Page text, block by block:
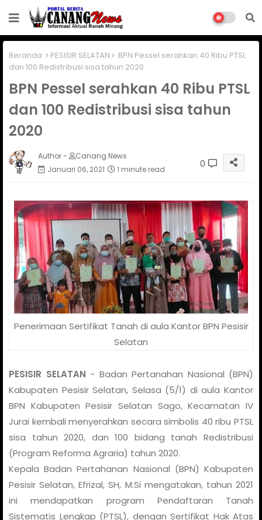
Beranda PESISIR SELATAN
BPN Pessel serahkan 40 Ribu PTSL
dan 100 Redistribusi sisa tahun 2020
BPN Pessel serahkan 40 Ribu PTSL
dan 100 Redistribusi sisa tahun
2020
Author -
Canang News
Januari 06, 2021
1 minute read 0
Penerimaan Sertifikat Tanah di aula Kantor BPN Pesisir
Selatan
PESISIR SELATAN - Badan Pertanahan Nasional (BPN)
Kabupaten Pesisir Selatan, Selasa (5/1) di aula Kantor
BPN Kabupaten Pesisir Selatan Sago, Kecamatan IV
Jurai kembali menyerahkan secara simbolis 40 ribu PTSL
sisa tahun 2020, dan 100 bidang tanah Redistribusi
(Program Reforma Agraria) tahun 2020.
Kepala Badan Pertahanan Nasional (BPN) Kabupaten
Pesisir Selatan, Efrizal, SH, M.Si mengatakan, tahun 2021
ini mendapatkan program Pendaftaran Tanah
Sistematis Lengkap (PTSL), dengan Sertifikat Hak Atas